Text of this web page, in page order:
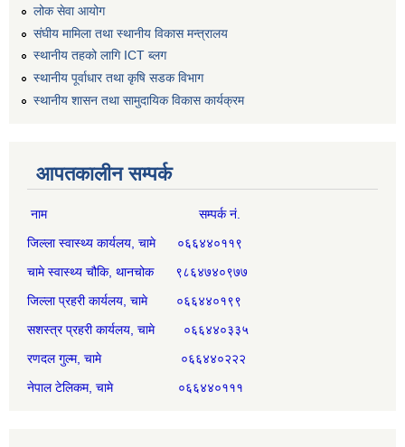
लोक सेवा आयोग
संघीय मामिला तथा स्थानीय विकास मन्त्रालय
स्थानीय तहको लागि ICT ब्लग
स्थानीय पूर्वाधार तथा कृषि सडक विभाग
स्थानीय शासन तथा सामुदायिक विकास कार्यक्रम
आपतकालीन सम्पर्क
नाम सम्पर्क नं.
जिल्ला स्वास्थ्य कार्यलय, चामे ०६६४४०११९
चामे स्वास्थ्य चौकि, थानचोक ९८६४७४०९७७
जिल्ला प्रहरी कार्यलय, चामे ०६६४४०१९९
सशस्त्र प्रहरी कार्यलय, चामे ०६६४४०३३५
रणदल गुल्म, चामे ०६६४४०२२२
नेपाल टेलिकम, चामे ०६६४४०१११